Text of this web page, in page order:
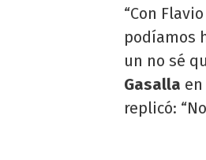
“Con
podíamos
un no sé
Gasalla
replicó: